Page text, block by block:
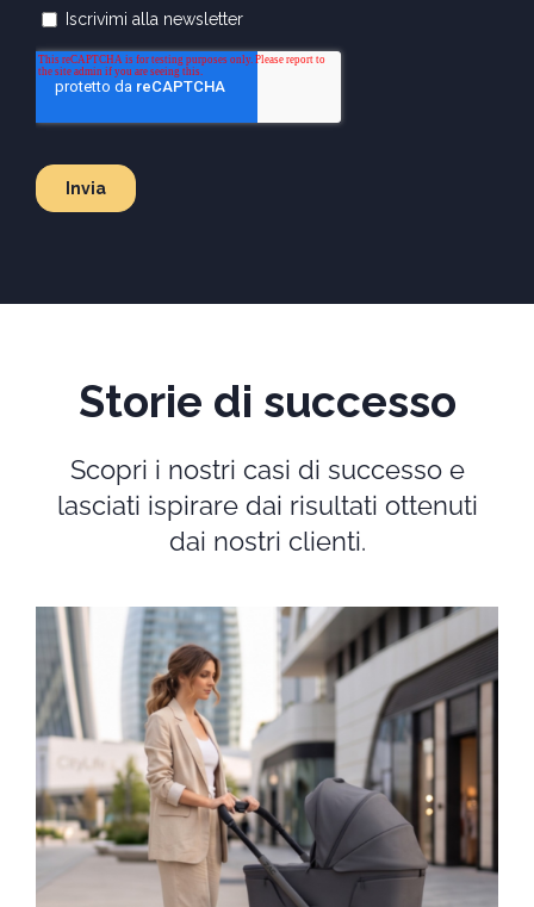
Storie di successo
Scopri i nostri casi di successo e
lasciati ispirare dai risultati ottenuti
dai nostri clienti.